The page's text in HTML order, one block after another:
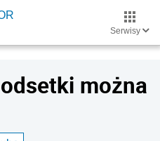
Serwisy
można